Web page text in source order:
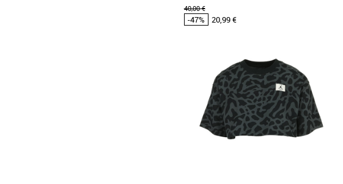
40,00 €
-47% 20,99 €
Vêtements pas cher et Promos Vêtements
SOUPLESSE ET MAINTIEN. Ce short Nike
associe un tissu extensible à la technologie
Dri-FIT pour te permettre [...]